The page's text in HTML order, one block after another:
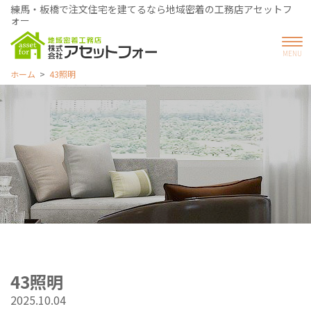
練馬・板橋で注文住宅を建てるなら地域密着の工務店アセットフ
ォー
ホーム 43照明
43照明
2025.10.04